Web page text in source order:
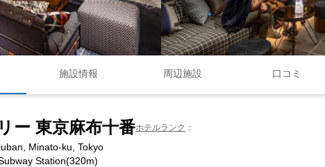
施設情報 周辺施設 口コミ
ー 東京麻布十番ホテルランク
Minato-ku, Tokyo
Station(320m)